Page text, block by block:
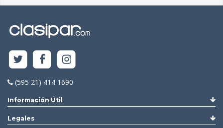
(595 21) 414 1690
Información Útil
Legales